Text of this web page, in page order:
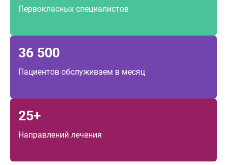
Первокласных специалистов
36 500
Пациентов обслуживаем в месяц
25+
Направлений лечения